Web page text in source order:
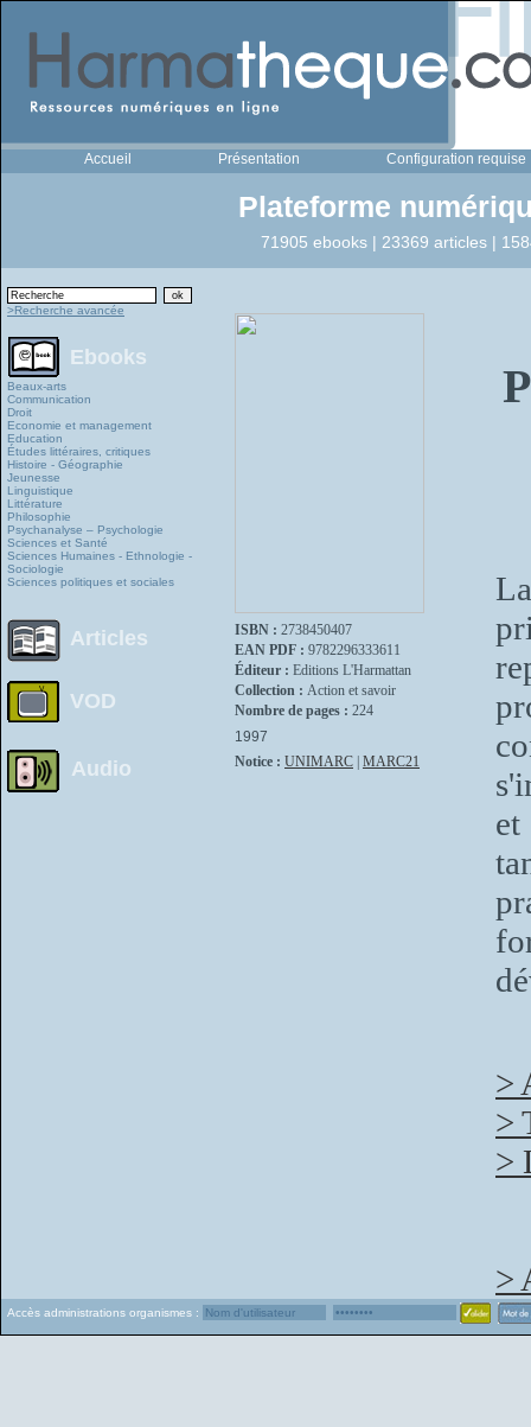
Accueil Présentation Configuration requise
Plateforme
71905 ebooks | 23369 articles |
>Recherche avancée
Ebooks
Beaux-arts
Communication
Droit
Economie et management
Education
Études littéraires, critiques
Histoire - Géographie
Jeunesse
Linguistique
Littérature
Philosophie
Psychanalyse – Psychologie
Sciences et Santé
Sciences Humaines - Ethnologie -
Sociologie
Sciences politiques et sociales
Articles
VOD
Audio
ISBN : 2738450407
EAN PDF : 9782296333611
Éditeur : Editions L'Harmattan
Collection : Action et savoir
Nombre de pages : 224
1997
Notice : UNIMARC MARC21
>
>
>
>
Accès administrations organismes :